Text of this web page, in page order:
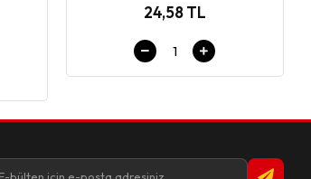
24,58 TL